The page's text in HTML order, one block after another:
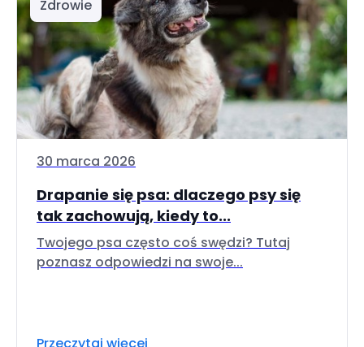
Zdrowie
30 marca 2026
Drapanie się psa: dlaczego psy się
tak zachowują, kiedy to...
Twojego psa często coś swędzi? Tutaj
poznasz odpowiedzi na swoje...